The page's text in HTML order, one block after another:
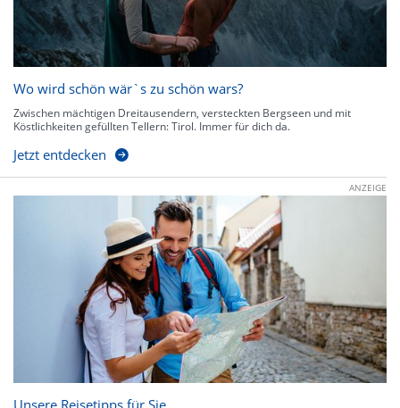
Wo wird schön wär`s zu schön wars?
Zwischen mächtigen Dreitausendern, versteckten Bergseen und mit
Köstlichkeiten gefüllten Tellern: Tirol. Immer für dich da.
Jetzt entdecken
ANZEIGE
Unsere Reisetipps für Sie